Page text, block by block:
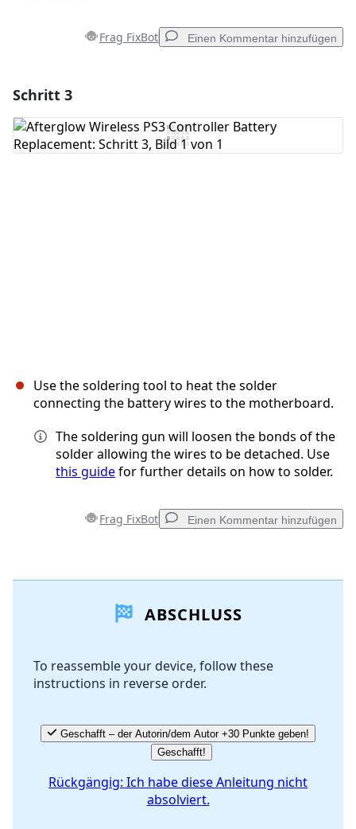
Frag FixBot Einen Kommentar hinzufügen
Kommentar hinzufügen
Schritt 3
Use the soldering tool to heat the solder
connecting the battery wires to the motherboard.
The soldering gun will loosen the bonds of the
solder allowing the wires to be detached. Use
this guidefor further details on how to solder.
Frag FixBot Einen Kommentar hinzufügen
Kommentar hinzufügen
Abbrechen
ABSCHLUSS
To reassemble your device, follow these
instructions in reverse order.
Geschafft – der Autorin/dem Autor +30 Punkte geben!
Geschafft!
Rückgängig: Ich habe diese Anleitung nicht
absolviert.